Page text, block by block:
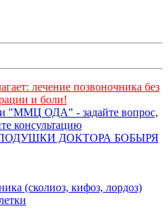
лечение позвоночника без
и боли!
"ММЦ ОДА" - задайте вопрос,
консультацию
ДОКТОРА БОБЫРЯ
(сколиоз, кифоз, лордоз)